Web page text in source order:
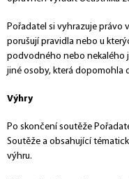
Pořadatel si vyhrazuje právo
porušují pravidla nebo u
podvodného nebo nekalého
jiné osoby, která dopomohla
Výhry
Po skončení soutěže
Soutěže a obsahující
výhru.